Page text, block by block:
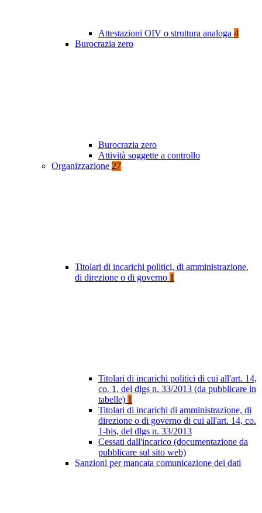
Attestazioni OIV o struttura analoga 4
Burocrazia zero
Burocrazia zero
Attività soggette a controllo
Organizzazione 27
Titolari di incarichi politici, di amministrazione,
di direzione o di governo 1
Titolari di incarichi politici di cui all'art. 14,
co. 1, del dlgs n. 33/2013 (da pubblicare in
tabelle) 1
Titolari di incarichi di amministrazione, di
direzione o di governo di cui all'art. 14, co.
1-bis, del dlgs n. 33/2013
Cessati dall'incarico (documentazione da
pubblicare sul sito web)
Sanzioni per mancata comunicazione dei dati